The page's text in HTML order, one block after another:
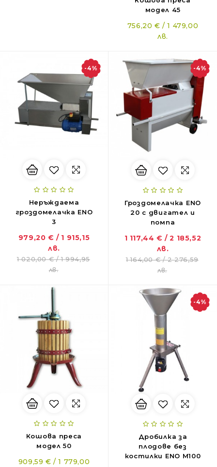
модел 45
756,20 € / 1 479,00
лв.
-4%
Неръждаема
гроздомелачка ENO
3
979,20 € / 1 915,15
лв.
1 020,00 € / 1 994,95
лв.
-4%
Гроздомелачка ENO
20 с двигател и
помпа
1 117,44 € / 2 185,52
лв.
1 164,00 € / 2 276,59
лв.
Кошова преса
модел 50
909,59 € / 1 779,00
-4%
Дробилка за
плодове без
костилки ENO M100